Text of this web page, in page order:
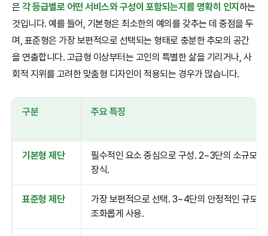
은각 등급별로 어떤 서비스와 구성이 포함되는지를 명확히 인지 하는
것입니다. 예를 들어, 기본형은 최소한의 예의를 갖추는 데 중점을 두
며, 표준형은 가장 보편적으로 선택되는 형태로 충분한 추모의 공간
을 연출합니다. 고급형 이상부터는 고인의 특별한 삶을 기리거나, 사
회적 지위를 고려한 맞춤형 디자인이 적용되는 경우가 많습니다.
구분 주요 특징
기본형 제단
필수적인 요소 중심으로 구성. 2~3단의 소규모
장식.
표준형 제단
가장 보편적으로 선택. 3~4단의 안정적인 규모.
조화롭게 사용.